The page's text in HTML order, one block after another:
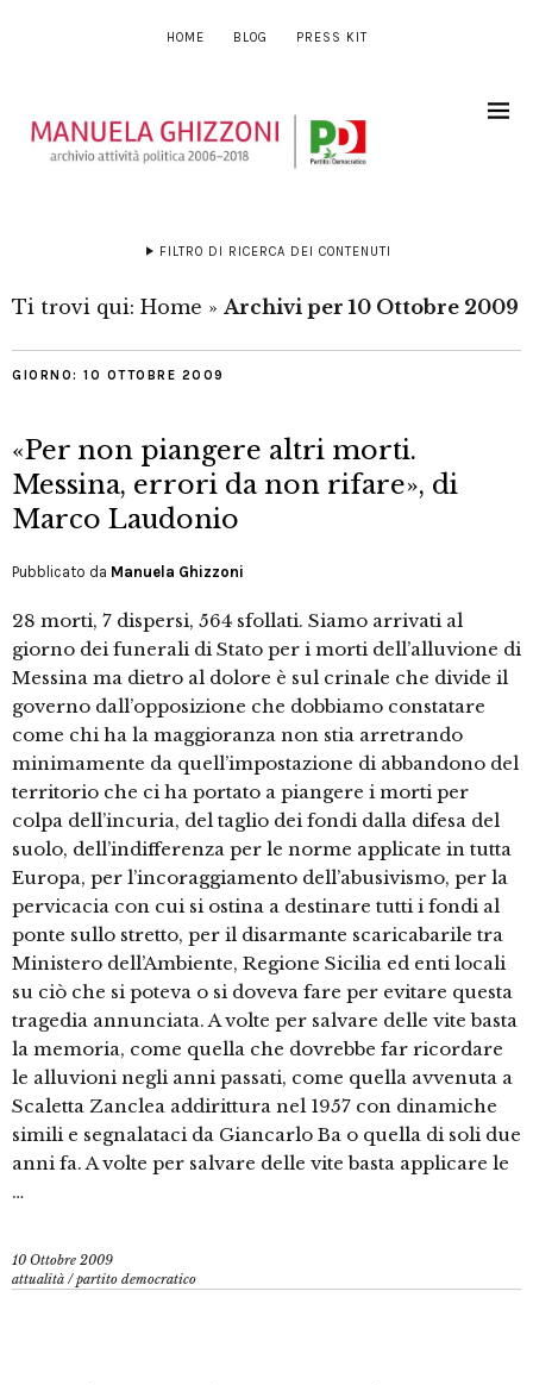
HOME BLOG PRESS KIT
FILTRO DI RICERCA DEI CONTENUTI
Ti trovi qui: Home » Archivi per 10 Ottobre 2009
GIORNO: 10 OTTOBRE 2009
«Per non piangere altri morti.
Messina, errori da non rifare», di
Marco Laudonio
Pubblicato da Manuela Ghizzoni
28 morti, 7 dispersi, 564 sfollati. Siamo arrivati al
giorno dei funerali di Stato per i morti dell’alluvione di
Messina ma dietro al dolore è sul crinale che divide il
governo dall’opposizione che dobbiamo constatare
come chi ha la maggioranza non stia arretrando
minimamente da quell’impostazione di abbandono del
territorio che ci ha portato a piangere i morti per
colpa dell’incuria, del taglio dei fondi dalla difesa del
suolo, dell’indifferenza per le norme applicate in tutta
Europa, per l’incoraggiamento dell’abusivismo, per la
pervicacia con cui si ostina a destinare tutti i fondi al
ponte sullo stretto, per il disarmante scaricabarile tra
Ministero dell’Ambiente, Regione Sicilia ed enti locali
su ciò che si poteva o si doveva fare per evitare questa
tragedia annunciata. A volte per salvare delle vite basta
la memoria, come quella che dovrebbe far ricordare
le alluvioni negli anni passati, come quella avvenuta a
Scaletta Zanclea addirittura nel 1957 con dinamiche
simili e segnalataci da Giancarlo Ba o quella di soli due
anni fa. A volte per salvare delle vite basta applicare le
…
10 Ottobre 2009
attualità /partito democratico